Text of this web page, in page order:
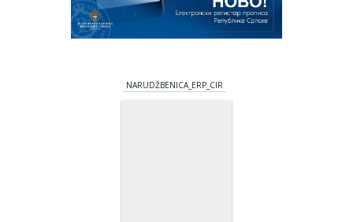
NARUDŽBENICA_ERP_CIR